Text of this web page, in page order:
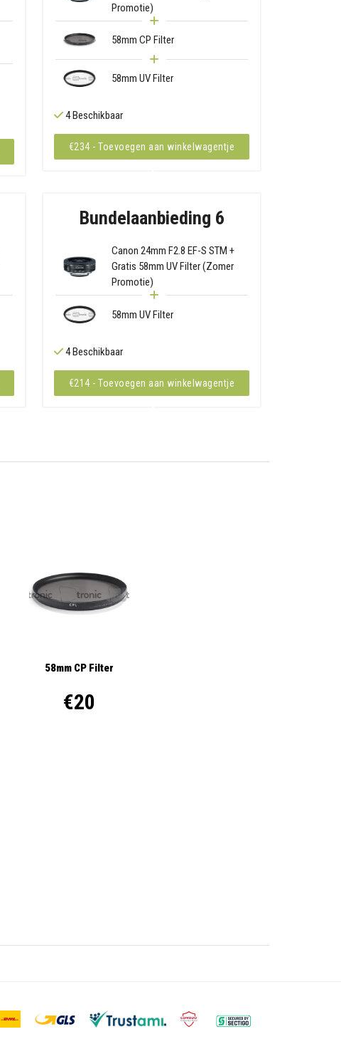
Promotie)
58mm CP Filter
58mm UV Filter
4 Beschikbaar
€234 - Toevoegen aan winkelwagentje
Bundelaanbieding 6
Canon 24mm F2.8 EF-S STM +
Gratis 58mm UV Filter (Zomer
Promotie)
58mm UV Filter
4 Beschikbaar
€214 - Toevoegen aan winkelwagentje
58mm CP Filter
€20